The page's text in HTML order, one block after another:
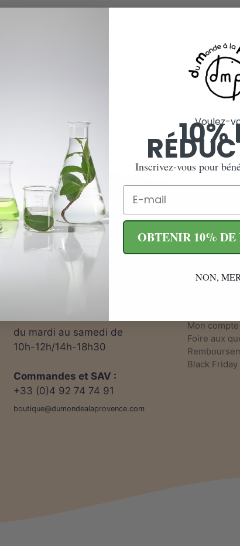
Contact et boutique d'usine
du mardi au samedi de
10h-12h/14h-18h30
Commandes et SAV :
+33 (0)4 92 74 74 91
boutique@dumondealaprovence.com
Mon compte
Foire aux
Black Friday
Voulez-
10%
Inscrivez-vous pour
Email
OBTENIR 10%
NON,